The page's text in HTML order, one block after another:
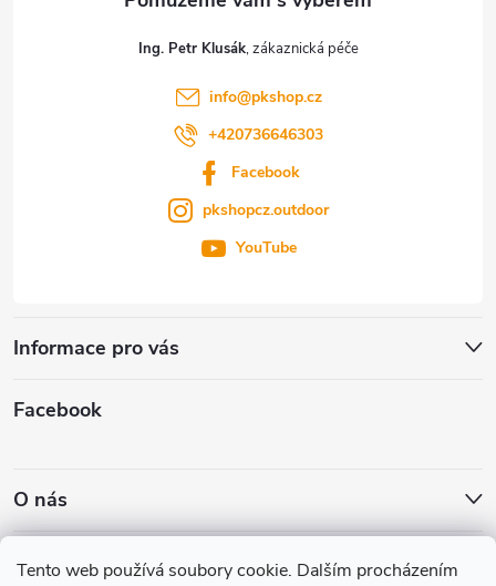
Tento web používá soubory cookie. Dalším procházením
Ing. Petr Klusák
info@pkshop.cz
+420736646303
Facebook
pkshopcz.outdoor
YouTube
Informace pro vás
Facebook
O nás
Nákupní košík